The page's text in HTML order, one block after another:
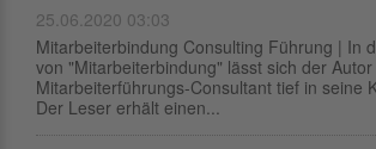
25.06.2020 03:03
Mitarbeiterbindung Consulting Führung | In
von "Mitarbeiterbindung" lässt sich der Autor
Mitarbeiterführungs-Consultant tief in seine
Der Leser erhält einen...